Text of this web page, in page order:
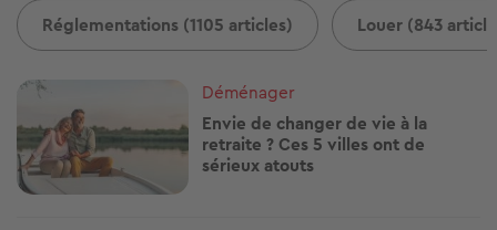
Réglementations (1105 articles) Louer (843
Image
Déménager
Envie de changer de vie à la
retraite ? Ces 5 villes ont de
sérieux atouts